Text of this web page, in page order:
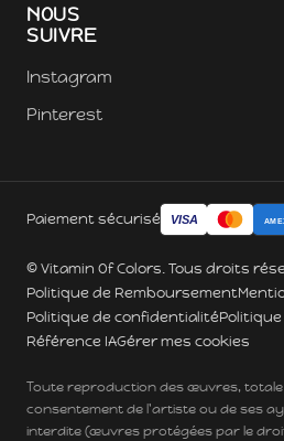
NOUS
SUIVRE
Instagram
Pinterest
Paiement sécurisé VISA
© Vitamin Of Colors. Tous droits
Politique de Remboursement
Politique de confidentialité
Référence IAGérer mes cookies
Toute reproduction des œuvres, totale
consentement de l'artiste ou de ses
interdite (œuvres protégées par le